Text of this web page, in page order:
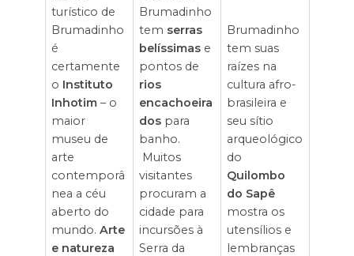
turístico de
Brumadinho
é
certamente
o Instituto
Inhotim– o
maior
museu de
arte
contemporâ
nea a céu
aberto do
mundo. Arte
e natureza
Brumadinho
tem serras
belíssimase
pontos de
rios
encachoeira
dospara
banho.
Muitos
visitantes
procuram a
cidade para
incursões à
Serra da
Brumadinho
tem suas
raízes na
cultura afro-
brasileira e
seu sítio
arqueológico
do
Quilombo
do Sapê
mostra os
utensílios e
lembranças